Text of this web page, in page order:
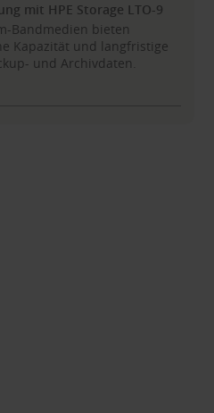
mit HPE Storage LTO-9
Bandmedien bieten
Kapazität und langfristige
und Archivdaten.